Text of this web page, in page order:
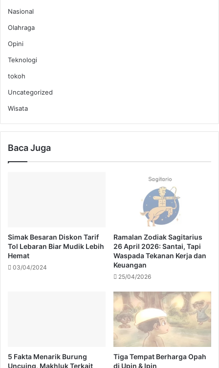
Nasional
Olahraga
Opini
Teknologi
tokoh
Uncategorized
Wisata
Baca Juga
Simak Besaran Diskon Tarif
Tol Lebaran Biar Mudik Lebih
Hemat
03/04/2024
Ramalan Zodiak Sagitarius
26 April 2026: Santai, Tapi
Waspada Tekanan Kerja dan
Keuangan
25/04/2026
5 Fakta Menarik Burung
Uncuing, Makhluk Terkait
Tiga Tempat Berharga Opah
di Upin & Ipin